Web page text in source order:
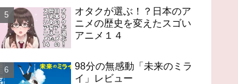
オタクが選ぶ！？日本のア
ニメの歴史を変えたスゴい
アニメ１４
98分の無感動「未来のミラ
イ」レビュー